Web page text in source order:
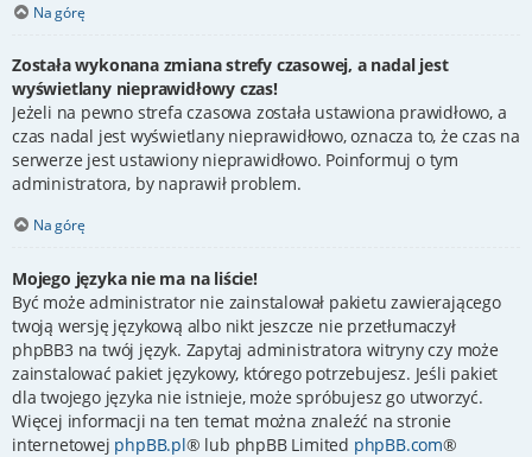
Na górę
Została wykonana zmiana strefy czasowej, a nadal jest
wyświetlany nieprawidłowy czas!
Jeżeli na pewno strefa czasowa została ustawiona prawidłowo, a
czas nadal jest wyświetlany nieprawidłowo, oznacza to, że czas na
serwerze jest ustawiony nieprawidłowo. Poinformuj o tym
administratora, by naprawił problem.
Na górę
Mojego języka nie ma na liście!
Być może administrator nie zainstalował pakietu zawierającego
twoją wersję językową albo nikt jeszcze nie przetłumaczył
phpBB3 na twój język. Zapytaj administratora witryny czy może
zainstalować pakiet językowy, którego potrzebujesz. Jeśli pakiet
dla twojego języka nie istnieje, może spróbujesz go utworzyć.
Więcej informacji na ten temat można znaleźć na stronie
internetowej phpBB.pl® lub phpBB Limited phpBB.com®